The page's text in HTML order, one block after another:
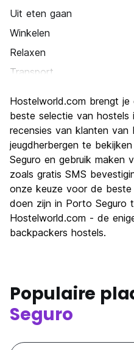
Uit eten gaan
Winkelen
Relaxen
Transport
Cultuur
Uitgaan
Waarde voor uw geld
Hostelworld.com brengt
beste selectie van hostels
recensies van klanten van
jeugdherbergen te
Seguro en gebruik maken
zoals gratis SMS
onze keuze voor de
doen zijn in Porto Seguro
Hostelworld.com - de
backpackers hostels.
Populaire
Seguro